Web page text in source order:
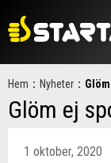
Hem : Nyheter :
Glöm ej
1 oktober, 2020